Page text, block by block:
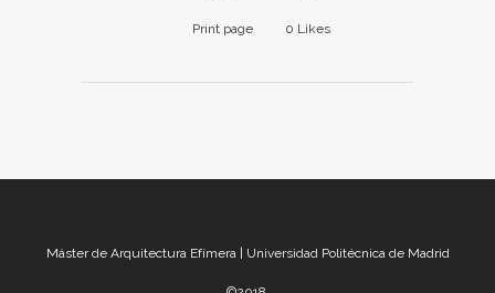
Print page 0 Likes
Máster de Arquitectura Efímera | Universidad Politécnica de Madrid